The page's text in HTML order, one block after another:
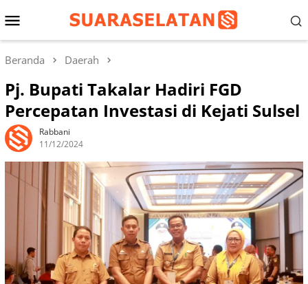
ke
Menu
Mobile
Beranda Daerah
Pj. Bupati Takalar Hadiri FGD
Percepatan Investasi di Kejati Sulsel
Rabbani
11/12/2024